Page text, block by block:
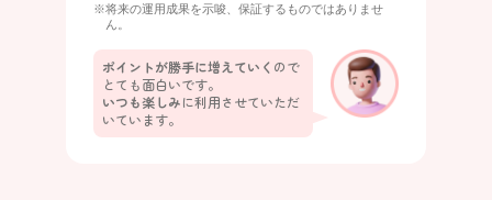
※将来の運用成果を示唆、保証するものではありませ
ん。
ポイントが勝手に増えていく ので
とても面白いです。
いつも楽しみに利用させていただ
いています。